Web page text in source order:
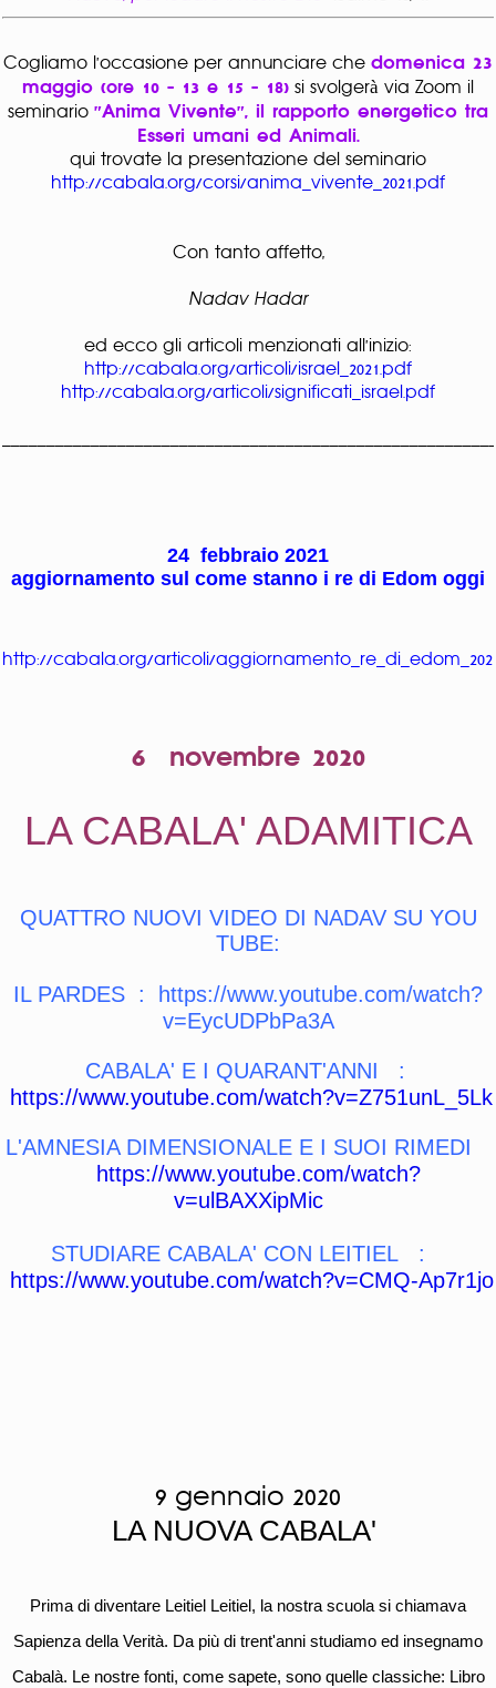
Cogliamo l'occasione per annunciare che domenica 23
maggio (ore 10 - 13 e 15 - 18) si svolgerà via Zoom il
seminario "Anima Vivente", il rapporto energetico tra
Esseri umani ed Animali.
qui trovate la presentazione del seminario
http://cabala.org/corsi/anima_vivente_2021.pdf
Con tanto affetto,
Nadav Hadar
ed ecco gli articoli menzionati all'inizio:
http://cabala.org/articoli/israel_2021.pdf
http://cabala.org/articoli/significati_israel.pdf
24 febbraio 2021
aggiornamento sul come stanno i re di Edom oggi
http://cabala.org/articoli/
6 novembre 2020
LA CABALA' ADAMITICA
QUATTRO NUOVI VIDEO DI NADAV SU YOU
TUBE:
IL PARDES :
https://www.youtube.com/watch?
v=EycUDPbPa3A
CABALA' E I QUARANT'ANNI :
https://www.youtube.com/watch?v=Z751unL_5Lk
L'AMNESIA DIMENSIONALE E I SUOI RIMEDI
https://www.youtube.com/watch?
v=ulBAXXipMic
STUDIARE CABALA' CON LEITIEL :
https://www.youtube.com/watch?v=CMQ-Ap7r1jo
9 gennaio 2020
LA NUOVA CABALA'
Prima di diventare Leitiel Leitiel, la nostra scuola si chiamava
Sapienza della Verità. Da più di trent'anni studiamo ed insegnamo
Cabalà. Le nostre fonti, come sapete, sono quelle classiche: Libro